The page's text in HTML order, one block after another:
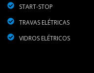
START-STOP
TRAVAS ELÉTRICAS
VIDROS ELÉTRICOS